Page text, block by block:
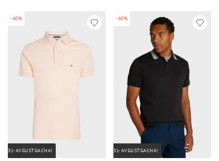
-60%
31-AVGUSTGACHA!
-60%
31-AVGUSTGACHA!